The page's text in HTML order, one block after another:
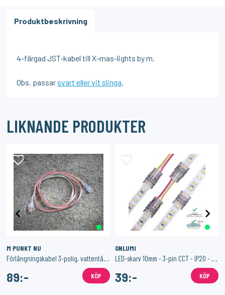
Produktbeskrivning
4-färgad JST-kabel till X-mas-lights by m.
Obs. passar svart eller vit slinga.
LIKNANDE PRODUKTER
M PUNKT NU
Förlängningskabel 3-polig, vattentäta kontakter - 1m
89:- KÖP
ONLUMI
LED-skarv 10mm - 3-pin CCT - IP20 - Hippo-M
39:- KÖP